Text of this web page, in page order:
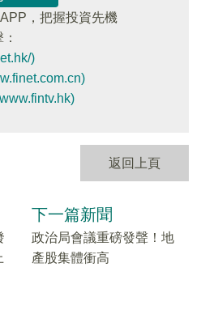
，把握投資先機
)
返回上頁
下一篇新聞
政治局會議重磅發聲！地
產股集體衝高